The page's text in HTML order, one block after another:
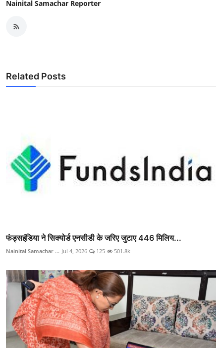
Nainital Samachar Reporter
Related Posts
फंड्सइंडिया ने सिक्योर्ड एनसीडी के जरिए जुटाए 446 मिलिय...
Nainital Samachar ... Jul 4, 2026 125 501.8k